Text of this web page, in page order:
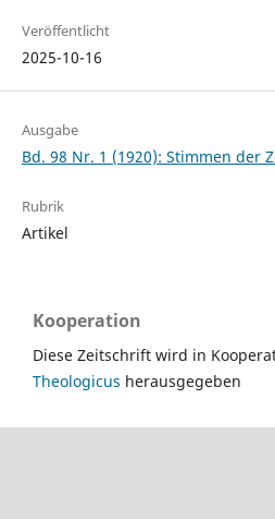
Veröffentlicht
2025-10-16
Ausgabe
Bd. 98 Nr. 1 (1920): Stimmen der
Rubrik
Artikel
Kooperation
Diese Zeitschrift wird in
Theologicus herausgegeben